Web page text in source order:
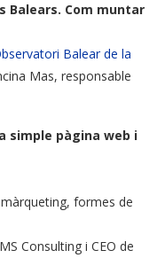
Balears. Com muntar
Balear de la
Mas, responsable
simple pàgina web i
formes de
Consulting i CEO de